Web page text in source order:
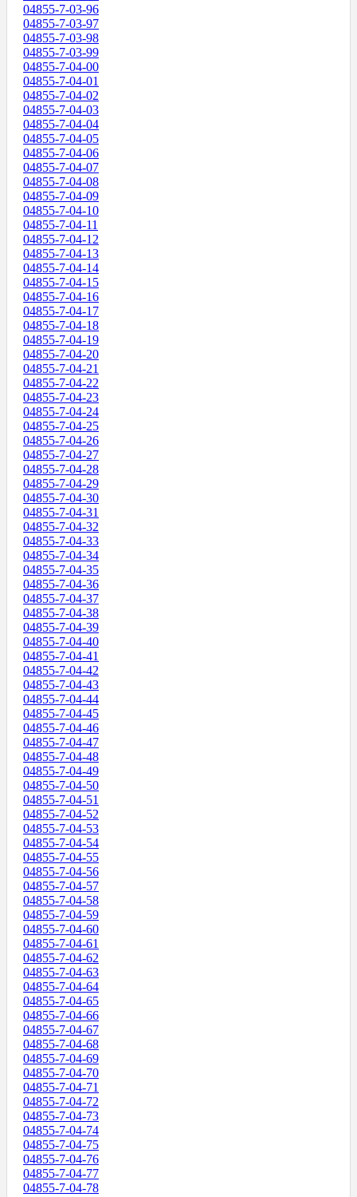
04855-7-03-96
04855-7-03-97
04855-7-03-98
04855-7-03-99
04855-7-04-00
04855-7-04-01
04855-7-04-02
04855-7-04-03
04855-7-04-04
04855-7-04-05
04855-7-04-06
04855-7-04-07
04855-7-04-08
04855-7-04-09
04855-7-04-10
04855-7-04-11
04855-7-04-12
04855-7-04-13
04855-7-04-14
04855-7-04-15
04855-7-04-16
04855-7-04-17
04855-7-04-18
04855-7-04-19
04855-7-04-20
04855-7-04-21
04855-7-04-22
04855-7-04-23
04855-7-04-24
04855-7-04-25
04855-7-04-26
04855-7-04-27
04855-7-04-28
04855-7-04-29
04855-7-04-30
04855-7-04-31
04855-7-04-32
04855-7-04-33
04855-7-04-34
04855-7-04-35
04855-7-04-36
04855-7-04-37
04855-7-04-38
04855-7-04-39
04855-7-04-40
04855-7-04-41
04855-7-04-42
04855-7-04-43
04855-7-04-44
04855-7-04-45
04855-7-04-46
04855-7-04-47
04855-7-04-48
04855-7-04-49
04855-7-04-50
04855-7-04-51
04855-7-04-52
04855-7-04-53
04855-7-04-54
04855-7-04-55
04855-7-04-56
04855-7-04-57
04855-7-04-58
04855-7-04-59
04855-7-04-60
04855-7-04-61
04855-7-04-62
04855-7-04-63
04855-7-04-64
04855-7-04-65
04855-7-04-66
04855-7-04-67
04855-7-04-68
04855-7-04-69
04855-7-04-70
04855-7-04-71
04855-7-04-72
04855-7-04-73
04855-7-04-74
04855-7-04-75
04855-7-04-76
04855-7-04-77
04855-7-04-78